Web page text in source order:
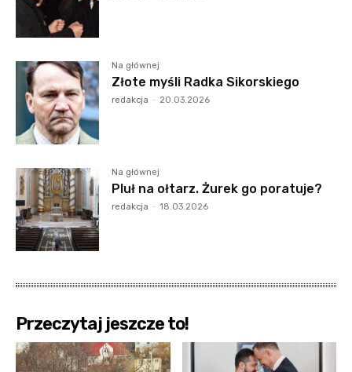
Na głównej
Złote myśli Radka Sikorskiego
redakcja - 20.03.2026
Na głównej
Pluł na ołtarz. Żurek go poratuje?
redakcja - 18.03.2026
Przeczytaj jeszcze to!